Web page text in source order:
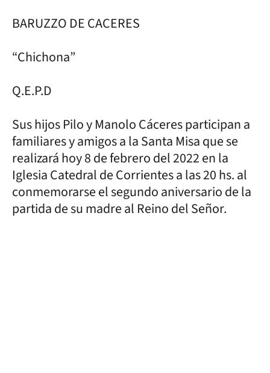
BARUZZO DE CACERES
“Chichona”
Q.E.P.D
Sus hijos Pilo y Manolo Cáceres participan a
familiares y amigos a la Santa Misa que se
realizará hoy 8 de febrero del 2022 en la
Iglesia Catedral de Corrientes a las 20 hs. al
conmemorarse el segundo aniversario de la
partida de su madre al Reino del Señor.